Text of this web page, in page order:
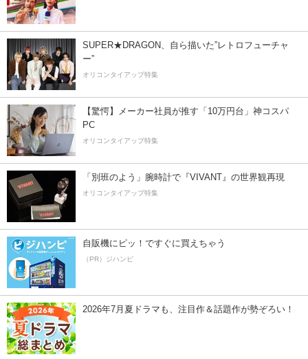
SUPER★DRAGON、自ら描いた”レトロフューチャ
ー”
オリコンタイアップ特集
【驚愕】メーカー社員が推す「10万円台」神コスパ
PC
オリコンタイアップ特集
「別班のよう」腕時計で『VIVANT』の世界観再現
オリコンタイアップ特集
自販機にピッ！ですぐに買えちゃう
（PR）ジハンピ
2026年7月夏ドラマも、注目作＆話題作が勢ぞろい！